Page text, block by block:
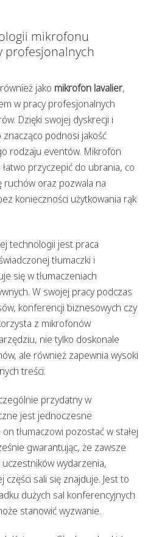
mikrofonu
profesjonalnych
jako mikrofon lavalier,
w pracy profesjonalnych
Dzięki swojej dyskrecji i
podnosi jakość
rodzaju eventów. Mikrofon
przyczepić do ubrania, co
oraz pozwala na
konieczności użytkowania rąk
technologii jest praca
tłumaczki i
się w tłumaczeniach
W swojej pracy podczas
konferencji biznesowych czy
z mikrofonów
nie tylko doskonale
ale również zapewnia wysoki
treści.
przydatny w
jest jednoczesne
tłumaczowi pozostać w stałej
gwarantując, że zawsze
wydarzenia,
sali się znajduje. Jest to
dużych sal konferencyjnych
stanowić wyzwanie.